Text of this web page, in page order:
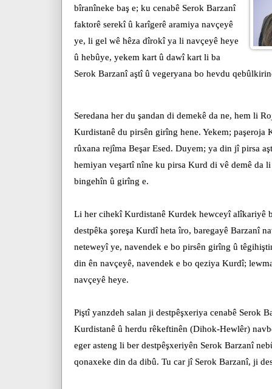
bîranîneke baş e; ku cenabê Serok Barzanî
faktorê serekî û karîgerê aramiya navçeyê
ye, li gel wê hêza dîrokî ya li navçeyê heye
û hebûye, yekem kart û dawî kart li ba
Serok Barzanî aştî û vegeryana bo hevdu
Seredana her du şandan di demekê da ne, hem li
Kurdistanê du pirsên girîng hene. Yekem;
rûxana rejîma Beşar Esed. Duyem; ya din jî pirsa
hemiyan veşartî nîne ku pirsa Kurd di vê demê da
bingehîn û girîng e.
Li her cihekî Kurdistanê Kurdek hewceyî alîkariyê
destpêka şoreşa Kurdî heta îro, baregayê Barzanî
neteweyî ye, navendek e bo pirsên girîng û
din ên navçeyê, navendek e bo qeziya Kurdî;
navçeyê heye.
Piştî yanzdeh salan ji destpêşxeriya cenabê Serok
Kurdistanê û herdu rêkeftinên (Dihok-Hewlêr)
eger asteng li ber destpêşxeriyên Serok Barzanî
qonaxeke din da dibû. Tu car jî Serok Barzanî, ji